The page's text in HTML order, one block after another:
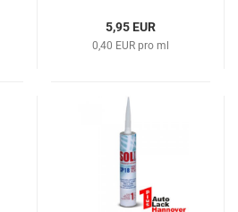
5,95 EUR
0,40 EUR pro ml